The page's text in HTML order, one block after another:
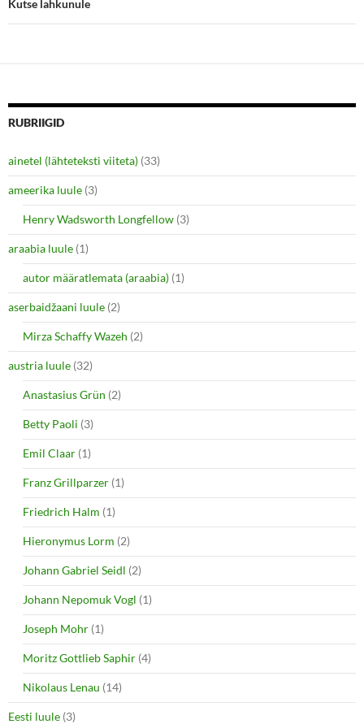
w
w
o
e
w
d
Kutse lahkunule
RUBRIIGID
ainetel (lähteteksti viiteta) (33)
ameerika luule (3)
Henry Wadsworth Longfellow (3)
araabia luule (1)
autor määratlemata (araabia) (1)
aserbaidžaani luule (2)
Mirza Schaffy Wazeh (2)
austria luule (32)
Anastasius Grün (2)
Betty Paoli (3)
Emil Claar (1)
Franz Grillparzer (1)
Friedrich Halm (1)
Hieronymus Lorm (2)
Johann Gabriel Seidl (2)
Johann Nepomuk Vogl (1)
Joseph Mohr (1)
Moritz Gottlieb Saphir (4)
Nikolaus Lenau (14)
Eesti luule (3)